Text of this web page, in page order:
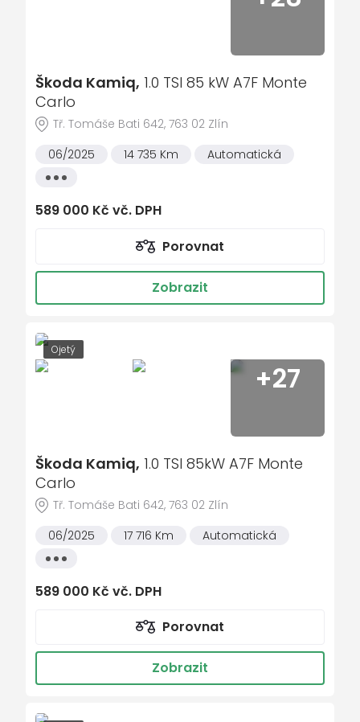
palubní počítač
parkovací kamera
přední světla LED
senzor tlaku v pneumatikách
sledování únavy řidiče
startování tlačítkem
tónovaná skla
zadní světla LED
Škoda Kamiq, 1.0 TSI 85 kW A7F Monte
Carlo
Tř. Tomáše Bati 642, 763 02 Zlín
06/2025
14 735 Km
Automatická
Všechny
589 000 Kč vč. DPH
Porovnat
Zobrazit
Ojetý
+27
Škoda Kamiq, 1.0 TSI 85kW A7F Monte
Carlo
Tř. Tomáše Bati 642, 763 02 Zlín
06/2025
17 716 Km
Automatická
Všechny
589 000 Kč vč. DPH
Porovnat
Zobrazit